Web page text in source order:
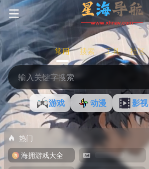
常用 搜索 工具 社区
游戏 动漫 影视
热门
海拥游戏大全